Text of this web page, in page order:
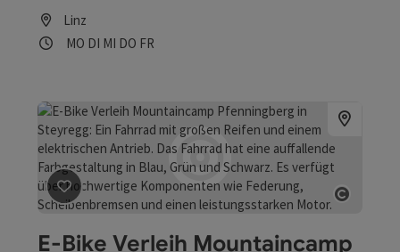
Linz
Öffnungszeiten
MO Montag geöffnet
DI Dienstag geöffnet
MI Mittwoch geöffnet
DO Donnerstag geöffnet
FRFreitag geöffnet
Beitrag merken: E-Bike Verleih Mountaincamp
E-Bike Verleih Mountaincamp